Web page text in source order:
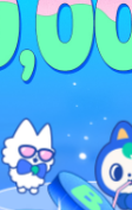
본]
벽녀 #순정녀
#
#
#